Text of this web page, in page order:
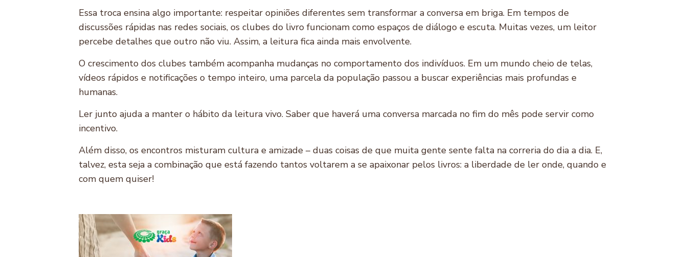
Essa troca ensina algo importante: respeitar opiniões diferentes sem transformar a conversa em briga. Em tempos de
discussões rápidas nas redes sociais, os clubes do livro funcionam como espaços de diálogo e escuta. Muitas vezes, um leitor
percebe detalhes que outro não viu. Assim, a leitura fica ainda mais envolvente.
O crescimento dos clubes também acompanha mudanças no comportamento dos indivíduos. Em um mundo cheio de telas,
vídeos rápidos e notificações o tempo inteiro, uma parcela da população passou a buscar experiências mais profundas e
humanas.
Ler junto ajuda a manter o hábito da leitura vivo. Saber que haverá uma conversa marcada no fim do mês pode servir como
incentivo.
Além disso, os encontros misturam cultura e amizade – duas coisas de que muita gente sente falta na correria do dia a dia. E,
talvez, esta seja a combinação que está fazendo tantos voltarem a se apaixonar pelos livros: a liberdade de ler onde, quando e
com quem quiser!